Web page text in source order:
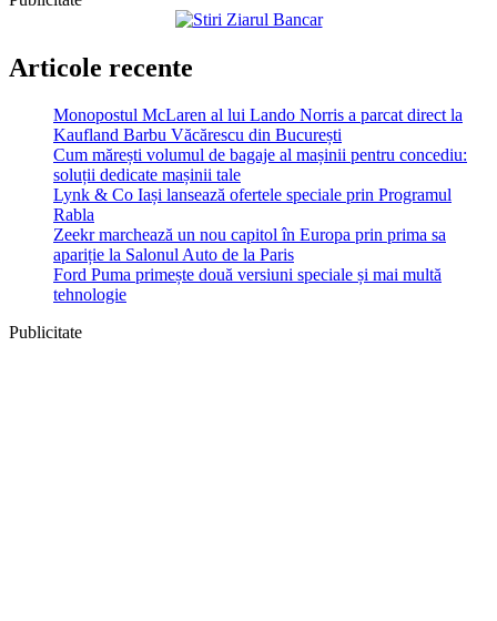
Articole recente
Monopostul McLaren al lui Lando Norris a parcat direct la
Kaufland Barbu Văcărescu din București
Cum mărești volumul de bagaje al mașinii pentru concediu:
soluții dedicate mașinii tale
Lynk & Co Iași lansează ofertele speciale prin Programul
Rabla
Zeekr marchează un nou capitol în Europa prin prima sa
apariție la Salonul Auto de la Paris
Ford Puma primește două versiuni speciale și mai multă
tehnologie
Publicitate